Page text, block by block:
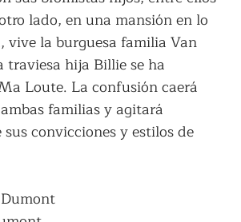
lado, en una mansión en lo
vive la burguesa familia Van
traviesa hija Billie se ha
Loute. La confusión caerá
familias y agitará
convicciones y estilos de